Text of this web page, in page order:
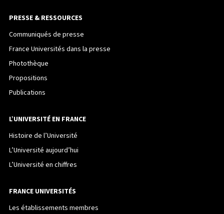
PRESSE & RESSOURCES
Communiqués de presse
France Universités dans la presse
Photothèque
Propositions
Publications
L’UNIVERSITÉ EN FRANCE
Histoire de l’Université
L’Université aujourd’hui
L’Université en chiffres
FRANCE UNIVERSITÉS
Les établissements membres